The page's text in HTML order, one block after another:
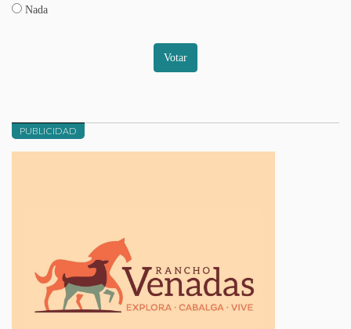
Nada
Votar
PUBLICIDAD